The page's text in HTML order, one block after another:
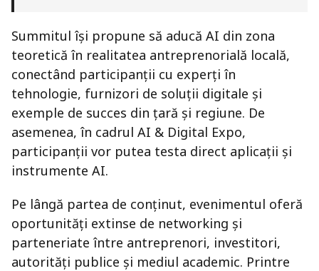
Summitul își propune să aducă AI din zona
teoretică în realitatea antreprenorială locală,
conectând participanții cu experți în
tehnologie, furnizori de soluții digitale și
exemple de succes din țară și regiune. De
asemenea, în cadrul AI & Digital Expo,
participanții vor putea testa direct aplicații și
instrumente AI.
Pe lângă partea de conținut, evenimentul oferă
oportunități extinse de networking și
parteneriate între antreprenori, investitori,
autorități publice și mediul academic. Printre